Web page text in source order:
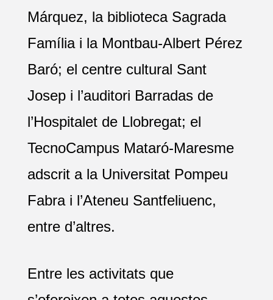
Márquez, la biblioteca Sagrada
Família i la Montbau-Albert Pérez
Baró; el centre cultural Sant
Josep i l’auditori Barradas de
l’Hospitalet de Llobregat; el
TecnoCampus Mataró-Maresme
adscrit a la Universitat Pompeu
Fabra i l’Ateneu Santfeliuenc,
entre d’altres.
Entre les activitats que